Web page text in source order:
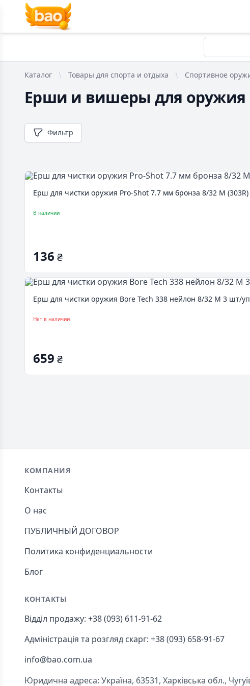
Каталог Товары для спорта и отдыха Спортивное
Ерши и вишеры для оружия
Фильтр
Ерш для чистки оружия Pro-Shot 7.7 мм бронза 8/32 M (303R)
В наличии
136 ₴
Ерш для чистки оружия Bore Tech 338 нейлон 8/32 M 3 шт/уп
Нет в наличии
659 ₴
Footer
КОМПАНИЯ
Контакты
О нас
ПУБЛИЧНЫЙ ДОГОВОР
Политика конфиденциальности
Блог
КОНТАКТЫ
Відділ продажу: +38 (093) 611-91-62
Адміністрація та розгляд скарг: +38 (093) 658-91-67
info@bao.com.ua
Юридична адреса: Україна, 63531, Харківська обл.,